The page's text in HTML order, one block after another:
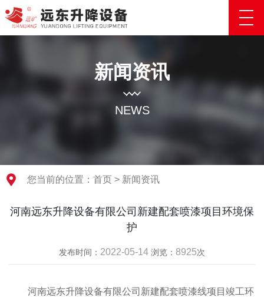
新闻资讯
NEWS
您当前的位置： 首页 > 新闻资讯
河南远东升降设备有限公司新建配套喷漆项目环境保
护
发布时间： 2022-05-14 浏览： 8925次
河南远东升降设备有限公司新建配套喷漆线项目竣工环